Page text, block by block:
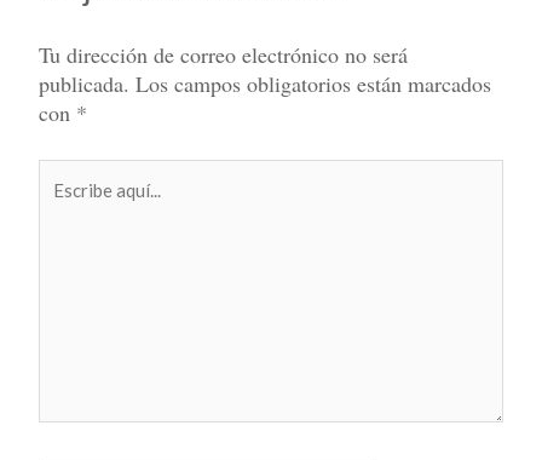
Tu dirección de correo electrónico no será
publicada. Los campos obligatorios están marcados
con *
aquí...